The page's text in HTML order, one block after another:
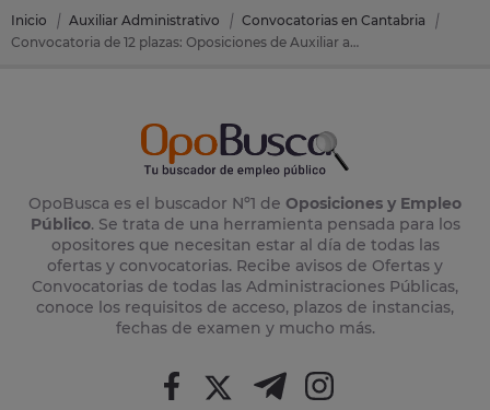
Inicio Auxiliar Administrativo
Convocatorias en Cantabria
Convocatoria de 12 plazas: Oposiciones de Auxiliar administrativo en Santander (Cantabria)
OpoBusca es el buscador Nº1 de Oposiciones y Empleo
Público. Se trata de una herramienta pensada para los
opositores que necesitan estar al día de todas las
ofertas y convocatorias. Recibe avisos de Ofertas y
Convocatorias de todas las Administraciones Públicas,
conoce los requisitos de acceso, plazos de instancias,
fechas de examen y mucho más.